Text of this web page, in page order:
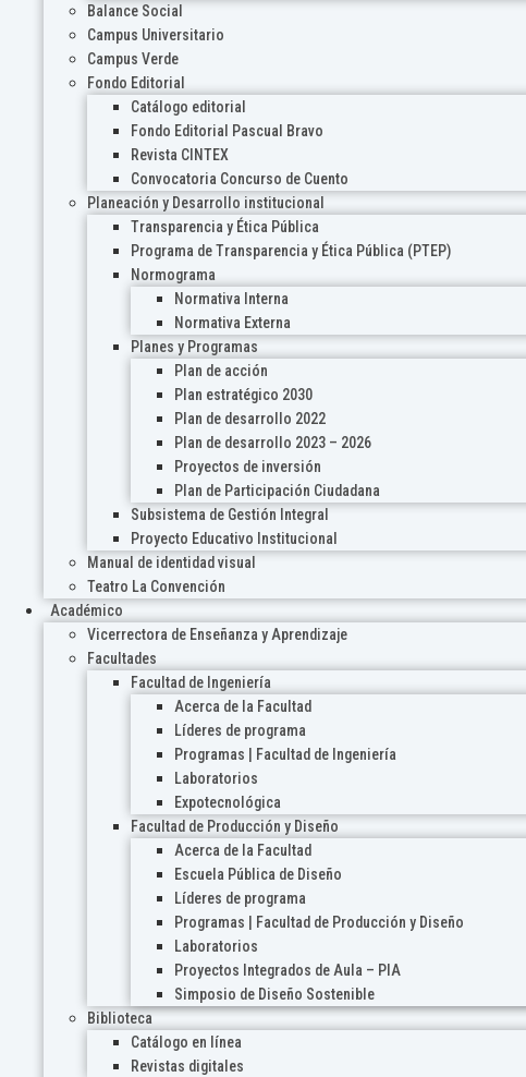
Balance Social
Campus Universitario
Campus Verde
Fondo Editorial
Catálogo editorial
Fondo Editorial Pascual Bravo
Revista CINTEX
Convocatoria Concurso de Cuento
Planeación y Desarrollo institucional
Transparencia y Ética Pública
Programa de Transparencia y Ética Pública (PTEP)
Normograma
Normativa Interna
Normativa Externa
Planes y Programas
Plan de acción
Plan estratégico 2030
Plan de desarrollo 2022
Plan de desarrollo 2023 – 2026
Proyectos de inversión
Plan de Participación Ciudadana
Subsistema de Gestión Integral
Proyecto Educativo Institucional
Manual de identidad visual
Teatro La Convención
Académico
Vicerrectora de Enseñanza y Aprendizaje
Facultades
Facultad de Ingeniería
Acerca de la Facultad
Líderes de programa
Programas | Facultad de Ingeniería
Laboratorios
Expotecnológica
Facultad de Producción y Diseño
Acerca de la Facultad
Escuela Pública de Diseño
Líderes de programa
Programas | Facultad de Producción y Diseño
Laboratorios
Proyectos Integrados de Aula – PIA
Simposio de Diseño Sostenible
Biblioteca
Catálogo en línea
Revistas digitales